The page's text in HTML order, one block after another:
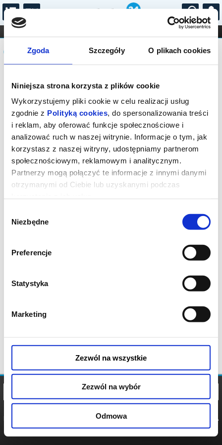
Zgoda Szczegóły O plikach cookies
Niniejsza strona korzysta z plików cookie
Wykorzystujemy pliki cookie w celu realizacji usług
zgodnie z Polityką cookies, do spersonalizowania treści
i reklam, aby oferować funkcje społecznościowe i
analizować ruch w naszej witrynie. Informacje o tym, jak
korzystasz z naszej witryny, udostępniamy partnerom
społecznościowym, reklamowym i analitycznym.
Partnerzy mogą połączyć te informacje z innymi danymi
otrzymanymi od Ciebie lub uzyskanymi podczas
zgody
Niezbędne
Preferencje
Statystyka
Marketing
Zezwól na wszystkie
Zezwól na wybór
Odmowa
...
FILHARMONIA OPERA I BALET
STAND-UP
DLA DZIECI
Komunikat
Seans wyprzedany.
POLITYKA
POLITYKA